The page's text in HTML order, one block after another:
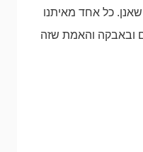
כל אחד מאיתנו
ובאבקה והאמת שזה